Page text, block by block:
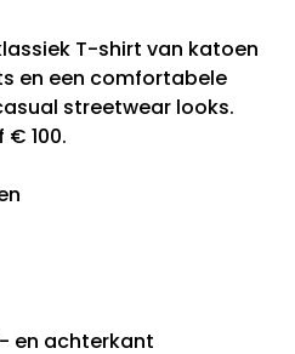
T-shirt van katoen
en een comfortabele
streetwear looks.
100.
en achterkant